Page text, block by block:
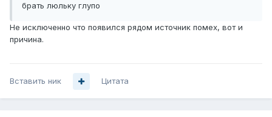
брать люльку глупо
Не исключенно что появился рядом источник помех, вот и
причина.
Вставить ник Цитата